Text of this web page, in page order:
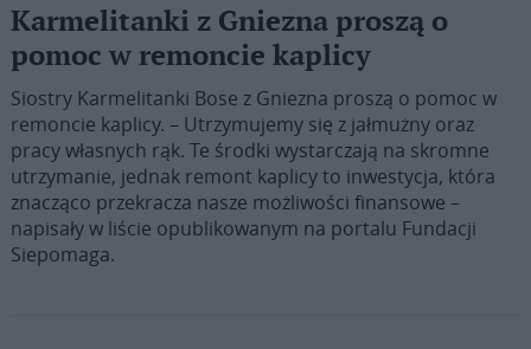
Karmelitanki z Gniezna proszą o
pomoc w remoncie kaplicy
Siostry Karmelitanki Bose z Gniezna proszą o pomoc w
remoncie kaplicy. – Utrzymujemy się z jałmużny oraz
pracy własnych rąk. Te środki wystarczają na skromne
utrzymanie, jednak remont kaplicy to inwestycja, która
znacząco przekracza nasze możliwości finansowe –
napisały w liście opublikowanym na portalu Fundacji
Siepomaga.